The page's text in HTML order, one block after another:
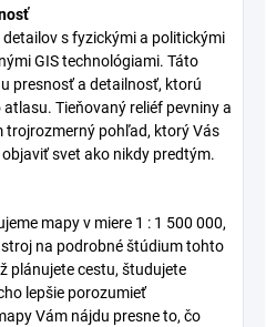
s fyzickými a politickými
GIS technológiami. Táto
presnosť a detailnosť, ktorú
Tieňovaný reliéf pevniny a
trojrozmerný pohľad, ktorý Vás
svet ako nikdy predtým.
mapy v miere 1 : 1 500 000,
na podrobné štúdium tohto
plánujete cestu, študujete
lepšie porozumieť
Vám nájdu presne to, čo